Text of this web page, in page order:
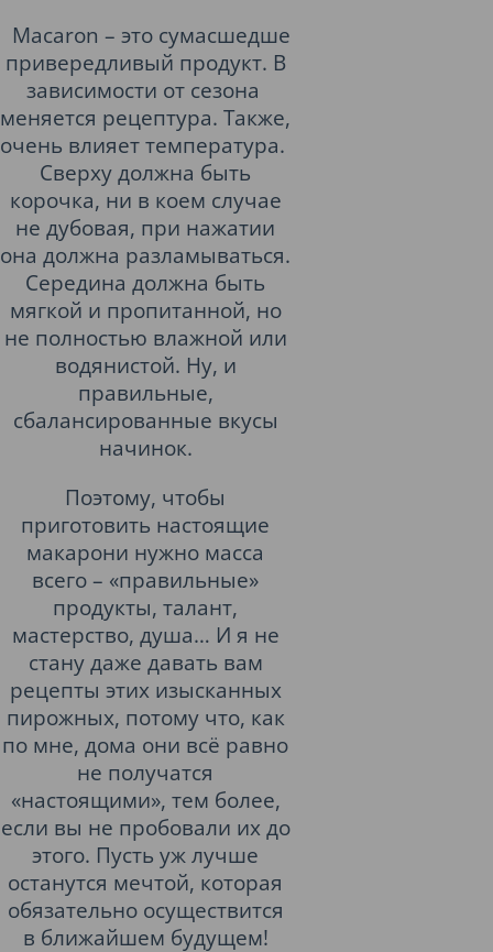
Macaron – это сумасшедше
привередливый продукт. В
зависимости от сезона
меняется рецептура. Также,
очень влияет температура.
Сверху должна быть
корочка, ни в коем случае
не дубовая, при нажатии
она должна разламываться.
Середина должна быть
мягкой и пропитанной, но
не полностью влажной или
водянистой. Ну, и
правильные,
сбалансированные вкусы
начинок.
Поэтому, чтобы
приготовить настоящие
макарони нужно масса
всего – «правильные»
продукты, талант,
мастерство, душа… И я не
стану даже давать вам
рецепты этих изысканных
пирожных, потому что, как
по мне, дома они всё равно
не получатся
«настоящими», тем более,
если вы не пробовали их до
этого. Пусть уж лучше
останутся мечтой, которая
обязательно осуществится
в ближайшем будущем!